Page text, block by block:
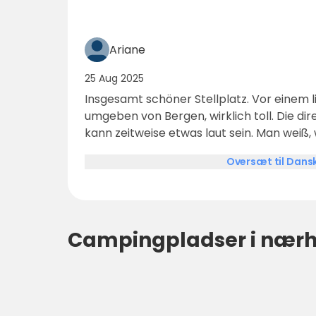
Ariane
25 Aug 2025
Insgesamt schöner Stellplatz. Vor einem
umgeben von Bergen, wirklich toll. Die
kann zeitweise etwas laut sein. Man
nur 2WC & 2Duschen pro Geschlecht.
Oversæt til
Campingpladser i